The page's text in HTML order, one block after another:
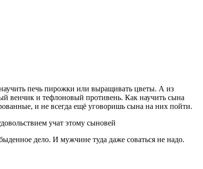
печь пирожки или выращивать цветы. А из
венчик и тефлоновый противень. Как научить сына
и не всегда ещё уговоришь сына на них пойти.
учат этому сыновей
дело. И мужчине туда даже соваться не надо.